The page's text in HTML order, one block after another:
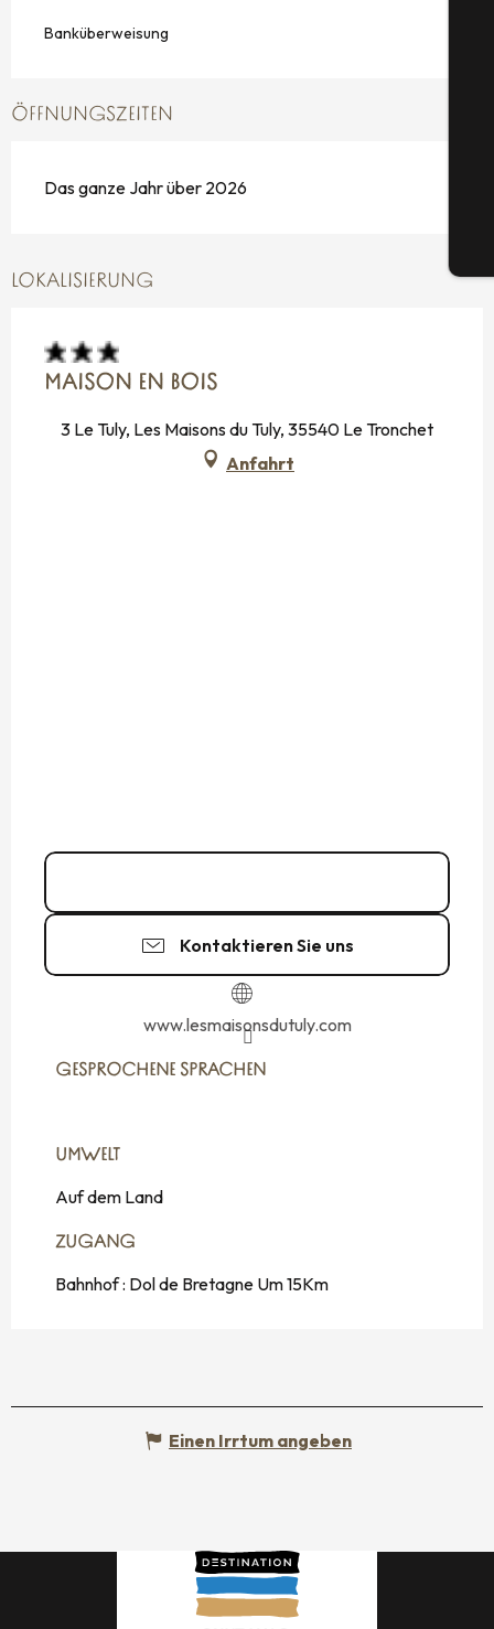
Banküberweisung
ÖFFNUNGSZEITEN
Das ganze Jahr über 2026
LOKALISIERUNG
MAISON EN BOIS
3 Le Tuly, Les Maisons du Tuly, 35540 Le Tronchet
Anfahrt
Kontaktieren Sie uns
www.lesmaisonsdutuly.com
GESPROCHENE SPRACHEN
GESPROCHENE SPRACHEN
UMWELT
UMWELT
Auf dem Land
ZUGANG
ZUGANG
Bahnhof : Dol de Bretagne Um 15Km
Einen Irrtum angeben